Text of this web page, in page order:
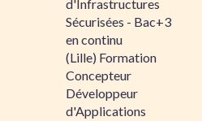
d'Infrastructures
Sécurisées - Bac+3
en continu
(Lille) Formation
Concepteur
Développeur
d'Applications